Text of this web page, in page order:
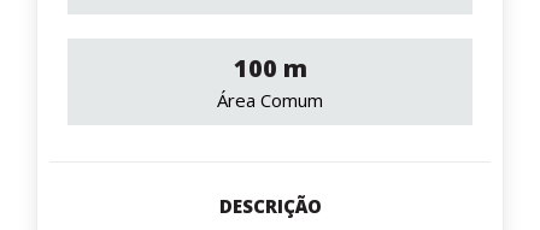
100 m
Área Comum
DESCRIÇÃO